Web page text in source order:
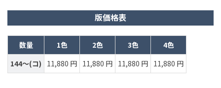
版価格表
数量 1色 2色 3色
4色
144～(コ)
11,880 円 11,880 円 11,880 円 11,880 円